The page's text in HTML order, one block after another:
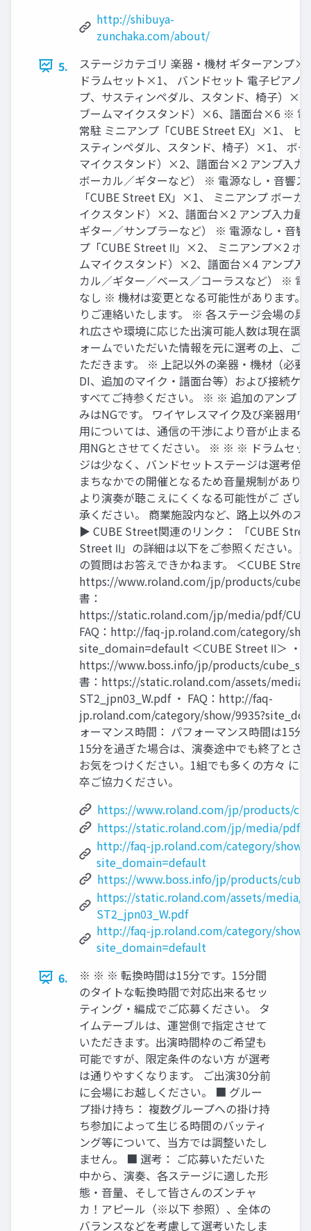
http://shibuya-
zunchaka.com/about/
5.
ステージカテゴリ 楽器・機材 ギターアンプ
ドラムセット×1、 バンドセット 電子ピアノ
プ、サスティンペダル、スタンド、椅子）
ブームマイクスタンド）×6、譜面台×6 ※ 電
常駐 ミニアンプ「CUBE Street EX」×1、 ピ
スティンペダル、スタンド、椅子）×1、 ボ
マイクスタンド）×2、譜面台×2 アンプ入力
ボーカル／ギターなど） ※ 電源なし・音響ス
「CUBE Street EX」×1、 ミニアンプ ボー
イクスタンド）×2、譜面台×2 アンプ入力最
ギター／サンプラーなど） ※ 電源なし・音響
プ「CUBE Street Ⅱ」×2、 ミニアンプ×2 ボ
ムマイクスタンド）×2、譜面台×4 アンプ入
カル／ギター／ベース／コーラスなど） ※ 電
なし ※ 機材は変更となる可能性があります。
りご連絡いたします。 ※ 各ステージ会場の具
れ広さや環境に応じた出演可能人数は現在調
ォームでいただいた情報を元に選考の上、ご
ただきます。 ※ 上記以外の楽器・機材（必要
DI、追加のマイク・譜面台等）および接続ケ
すべてご持参ください。 ※ ※ 追加のアンプ・
みはNGです。 ワイヤレスマイク及び楽器用
用については、通信の干渉により音が止まる
用NGとさせてください。 ※ ※ ※ ドラムセッ
ジは少なく、バンドセットステージは選考倍
まちなかでの開催となるため音量規制があり
より演奏が聴こえにくくなる可能性がご ざい
承ください。 商業施設内など、路上以外のス
▶︎ CUBE Street関連のリンク： 「CUBE
Street Ⅱ」の詳細は以下をご参照ください。
の質問はお答えできかねます。 ＜CUBE
https://www.roland.com/jp/products/
書：
https://static.roland.com/jp/media/pdf/
FAQ：http://faq-jp.roland.com/category/
site_domain=default ＜CUBE Street Ⅱ＞ ・
https://www.boss.info/jp/products/
書：https://static.roland.com/assets/media/
ST2_jpn03_W.pdf ・ FAQ：http://faq-
jp.roland.com/category/show/
ォーマンス時間： パフォーマンス時間は15
15分を過ぎた場合は、演奏途中でも終了とさ
お気をつけください。1組でも多くの方々 に
卒ご協力ください。
https://www.roland.com/jp/products/
https://static.roland.com/jp/media/pdf/
http://faq-jp.roland.com/category/show/
site_domain=default
https://www.boss.info/jp/products/
https://static.roland.com/assets/media/
ST2_jpn03_W.pdf
http://faq-jp.roland.com/category/show/
site_domain=default
6.
※ ※ ※ 転換時間は15分です。15分間
のタイトな転換時間で対応出来るセッ
ティング・編成でご応募ください。 タ
イムテーブルは、運営側で指定させて
いただきます。出演時間枠のご希望も
可能ですが、限定条件のない方 が選考
は通りやすくなります。 ご出演30分前
に会場にお越しください。 ■ グルー
プ掛け持ち： 複数グループへの掛け持
ち参加によって生じる時間のバッティ
ング等について、当方では調整いたし
ません。 ■ 選考： ご応募いただいた
中から、演奏、各ステージに適した形
態・音量、そして皆さんのズンチャ
カ！アピール（※以下 参照）、全体の
バランスなどを考慮して選考いたしま